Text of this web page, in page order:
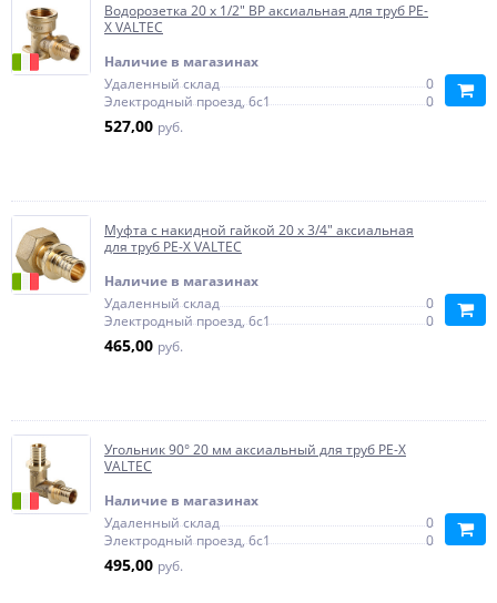
Водорозетка 20 x 1/2" ВР аксиальная для труб PE-
X VALTEC
Наличие в магазинах
Удаленный склад
0
Электродный проезд, 6с1
0
527,00 руб.
Муфта с накидной гайкой 20 x 3/4" аксиальная
для труб PE-X VALTEC
Наличие в магазинах
Удаленный склад
0
Электродный проезд, 6с1
0
465,00 руб.
Угольник 90° 20 мм аксиальный для труб PE-X
VALTEC
Наличие в магазинах
Удаленный склад
0
Электродный проезд, 6с1
0
495,00 руб.